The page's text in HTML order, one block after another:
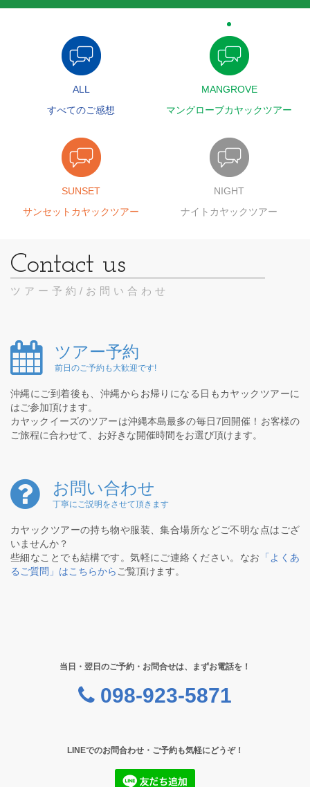
ALL
すべてのご感想
MANGROVE
マングローブカヤックツアー
SUNSET
サンセットカヤックツアー
NIGHT
ナイトカヤックツアー
ツアー予約/お問い合わせ
ツアー予約
前日のご予約も大歓迎です!
沖縄にご到着後も、沖縄からお帰りになる日もカヤックツアーに
はご参加頂けます。
カヤックイーズのツアーは沖縄本島最多の毎日7回開催！お客様の
ご旅程に合わせて、お好きな開催時間をお選び頂けます。
お問い合わせ
丁寧にご説明をさせて頂きます
カヤックツアーの持ち物や服装、集合場所などご不明な点はござ
いませんか？
些細なことでも結構です。気軽にご連絡ください。なお
「よくあ
るご質問」はこちらから ご覧頂けます。
当日・翌日のご予約・お問合せは、まずお電話を！
098-923-5871
LINEでのお問合わせ・ご予約も気軽にどうぞ！